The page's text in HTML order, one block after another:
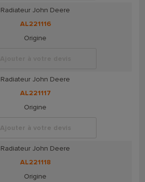
Radiateur John Deere
AL221116
Origine
Radiateur John Deere
AL221117
Origine
Ajouter à votre devis
Radiateur John Deere
AL221118
Origine